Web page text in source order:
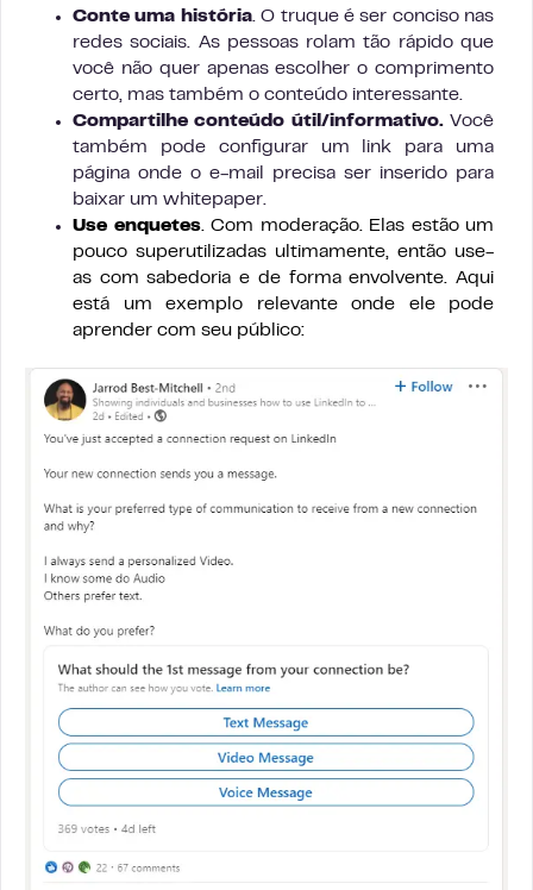
Conte uma história. O truque é ser conciso nas
redes sociais. As pessoas rolam tão rápido que
você não quer apenas escolher o comprimento
certo, mas também o conteúdo interessante.
Compartilhe conteúdo útil/informativo.Você
também pode configurar um link para uma
página onde o e-mail precisa ser inserido para
baixar um whitepaper.
Use enquetes. Com moderação. Elas estão um
pouco superutilizadas ultimamente, então use-
as com sabedoria e de forma envolvente. Aqui
está um exemplo relevante onde ele pode
aprender com seu público: